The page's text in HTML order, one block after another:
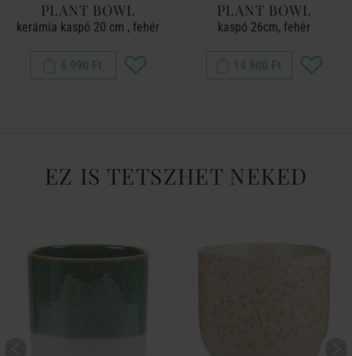
PLANT BOWL
kerámia kaspó 20 cm , fehér
6 990 Ft
PLANT BOWL
kaspó 26cm, fehér
14 900 Ft
EZ IS TETSZHET NEKED